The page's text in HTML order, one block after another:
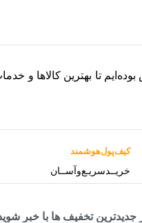
به صورت آنلاین آغاز کرده و در طول این 8 سال، همواره در
کیف‌پول‌هوشمند
خریــد‌سریـع‌و‌آســان
جدیدترین تخفیف ها با خبر